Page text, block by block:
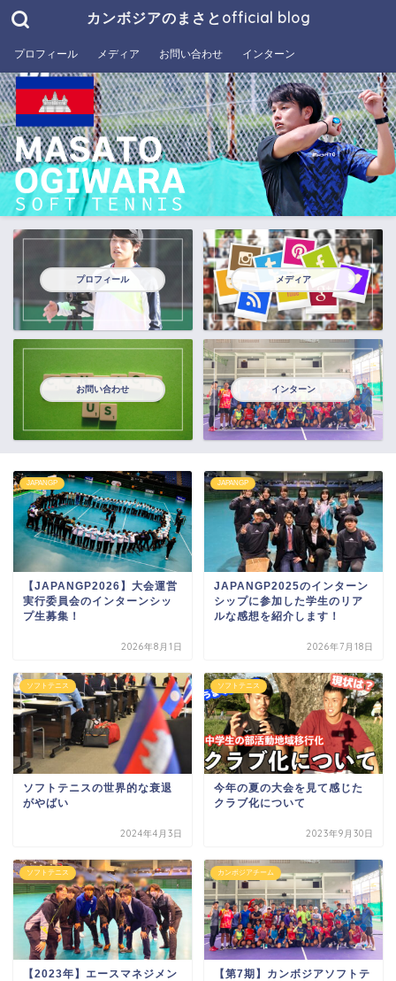
カンボジアのまさとofficial blog
プロフィール メディア お問い合わせ インターン
プロフィール メディア
お問い合わせ インターン
JAPANGP
【JAPANGP2026】大会運営
実行委員会のインターンシッ
プ生募集！
2026年8月1日
JAPANGP
JAPANGP2025のインターン
シップに参加した学生のリア
ルな感想を紹介します！
2026年7月18日
ソフトテニス
ソフトテニスの世界的な衰退
がやばい
2024年4月3日
ソフトテニス
今年の夏の大会を見て感じた
クラブ化について
2023年9月30日
ソフトテニス
【2023年】エースマネジメン
カンボジアチーム
【第7期】カンボジアソフトテ